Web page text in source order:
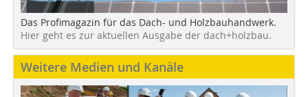
Das Profimagazin für das Dach- und Holzbauhandwerk.
Hier geht es zur aktuellen Ausgabe der dach+holzbau.
Weitere Medien und Kanäle